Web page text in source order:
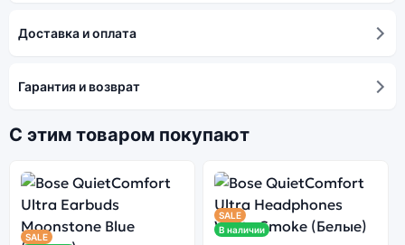
Доставка и оплата
Гарантия и возврат
С этим товаром покупают
SALE
SALE
В наличии